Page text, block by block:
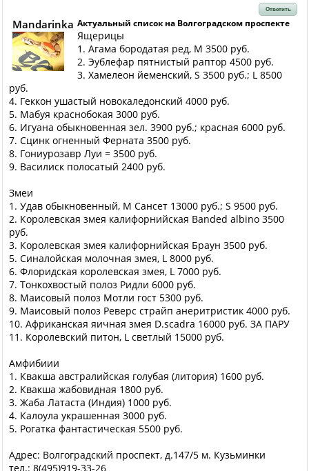
Ответить
Mandarinka Актуальный список на Волгоградском проспекте
Ящерицы
1. Агама бородатая ред, M 3500 руб.
2. Эублефар пятнистый раптор 4500 руб.
3. Хамелеон йеменский, S 3500 руб.; L 8500
руб.
4. Геккон ушастый новокаледонский 4000 руб.
5. Мабуя краснобокая 3000 руб.
6. Игуана обыкновенная зел. 3900 руб.; красная 6000 руб.
7. Сцинк огненный Ферната 3500 руб.
8. Гониурозавр Луи = 3500 руб.
9. Василиск полосатый 2400 руб.
Змеи
1. Удав обыкновенный, М Сансет 13000 руб.; S 9500 руб.
2. Королевская змея калифорнийская Banded albino 3500
руб.
3. Королевская змея калифорнийская Браун 3500 руб.
5. Синалойская молочная змея, L 8000 руб.
6. Флоридская королевская змея, L 7000 руб.
7. Тонкохвостый полоз Ридли 6000 руб.
8. Маисовый полоз Мотли гост 5300 руб.
9. Маисовый полоз Реверс страйп анеритристик 4000 руб.
10. Африканская яичная змея D.scadra 16000 руб. ЗА ПАРУ
11. Королевский питон, L светлый 15000 руб.
Амфибиии
1. Квакша австралийская голубая (литория) 1600 руб.
2. Квакша жабовидная 1800 руб.
3. Жаба Латаста (Индия) 1000 руб.
4. Калоула украшенная 3000 руб.
5. Рогатка фантастическая 5500 руб.
Адрес: Волгоградский проспект, д.147/5 м. Кузьминки
тел.: 8(495)919-33-26